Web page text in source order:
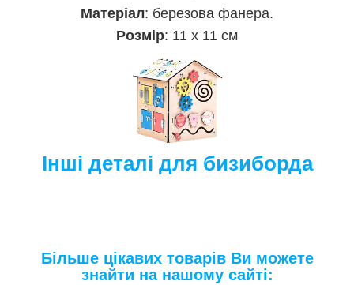
Матеріал: березова фанера.
Розмір: 11 х 11 см
Інші деталі для бизиборда
Більше цікавих товарів Ви можете
знайти на нашому сайті: